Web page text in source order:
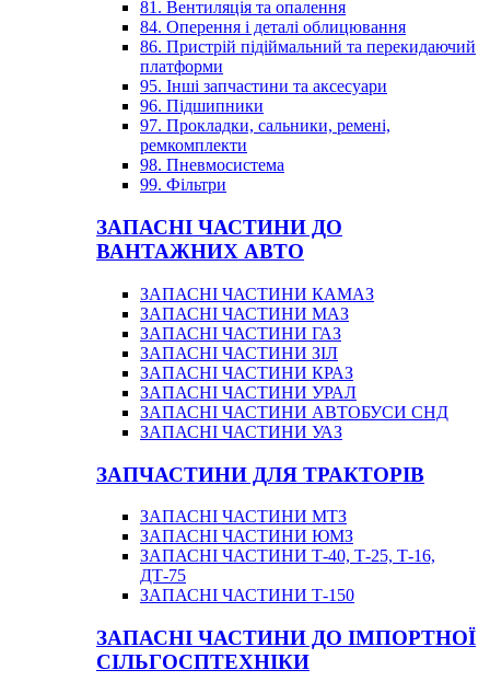
81. Вентиляція та опалення
84. Оперення і деталі облицювання
86. Пристрій підіймальний та перекидаючий
платформи
95. Інші запчастини та аксесуари
96. Підшипники
97. Прокладки, сальники, ремені,
ремкомплекти
98. Пневмосистема
99. Фільтри
ЗАПАСНІ ЧАСТИНИ ДО
ВАНТАЖНИХ АВТО
ЗАПАСНІ ЧАСТИНИ КАМАЗ
ЗАПАСНІ ЧАСТИНИ МАЗ
ЗАПАСНІ ЧАСТИНИ ГАЗ
ЗАПАСНІ ЧАСТИНИ ЗІЛ
ЗАПАСНІ ЧАСТИНИ КРАЗ
ЗАПАСНІ ЧАСТИНИ УРАЛ
ЗАПАСНІ ЧАСТИНИ АВТОБУСИ СНД
ЗАПАСНІ ЧАСТИНИ УАЗ
ЗАПЧАСТИНИ ДЛЯ ТРАКТОРІВ
ЗАПАСНІ ЧАСТИНИ МТЗ
ЗАПАСНІ ЧАСТИНИ ЮМЗ
ЗАПАСНІ ЧАСТИНИ Т-40, Т-25, Т-16,
ДТ-75
ЗАПАСНІ ЧАСТИНИ Т-150
ЗАПАСНІ ЧАСТИНИ ДО ІМПОРТНОЇ
СІЛЬГОСПТЕХНІКИ